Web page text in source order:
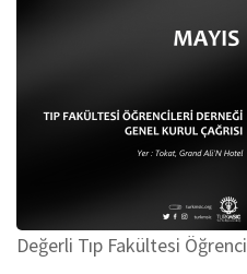
Değerli Tıp Fakültesi